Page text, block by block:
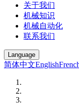
关于我们
机械知识
机械自动化
联系我们
Language
简体中文English